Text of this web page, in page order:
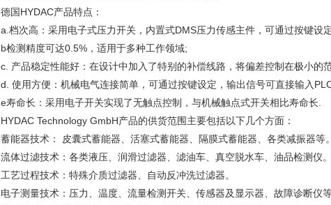
德国HYDAC产品特点：
a.档次高：采用电子式压力开关，内置式DMS压力传感主件，可通过按键设
b检测精度可达0.5%，适用于多种工作领域;
c. 产品稳定性能好：在设计中加入了特别的补偿线路，将偏差控制在极小的
d. 使用方便：机械电气连接简单，可通过按键设定，输出信号可直接输入
e寿命长：采用电子开关实现了无触点控制，与机械触点式开关相比寿命长.
HYDAC Technology GmbH产品的供货范围主要包括以下几个方面：
蓄能器技术： 皮囊式蓄能器、活塞式蓄能器、隔膜式蓄能器、各类减振器等
流体过滤技术：各类液压、润滑过滤器、滤油车、真空脱水车、油品检测仪
工艺过程技术：特殊介质过滤器、自动反冲洗过滤器。
电子测量技术：压力、温度、流量检测开关、传感器及显示器、故障诊断仪